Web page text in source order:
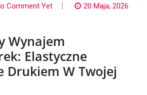
Comment Yet 20 Maja, 2026
Wynajem
Elastyczne
Drukiem W Twojej